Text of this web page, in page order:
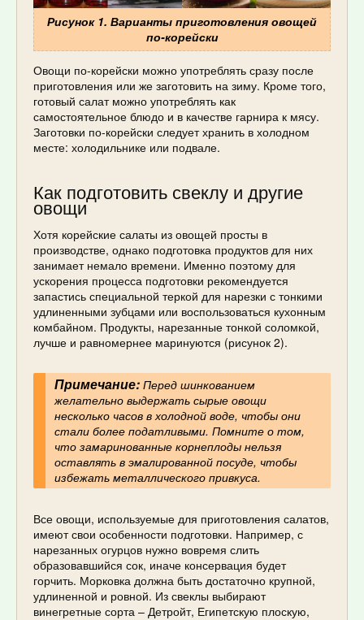
Рисунок 1. Варианты приготовления овощей
по-корейски
Овощи по-корейски можно употреблять сразу после
приготовления или же заготовить на зиму. Кроме того,
готовый салат можно употреблять как
самостоятельное блюдо и в качестве гарнира к мясу.
Заготовки по-корейски следует хранить в холодном
месте: холодильнике или подвале.
Как подготовить свеклу и другие
овощи
Хотя корейские салаты из овощей просты в
производстве, однако подготовка продуктов для них
занимает немало времени. Именно поэтому для
ускорения процесса подготовки рекомендуется
запастись специальной теркой для нарезки с тонкими
удлиненными зубцами или воспользоваться кухонным
комбайном. Продукты, нарезанные тонкой соломкой,
лучше и равномернее маринуются (рисунок 2).
Примечание:Перед шинкованием
желательно выдержать сырые овощи
несколько часов в холодной воде, чтобы они
стали более податливыми. Помните о том,
что замаринованные корнеплоды нельзя
оставлять в эмалированной посуде, чтобы
избежать металлического привкуса.
Все овощи, используемые для приготовления салатов,
имеют свои особенности подготовки. Например, с
нарезанных огурцов нужно вовремя слить
образовавшийся сок, иначе консервация будет
горчить. Морковка должна быть достаточно крупной,
удлиненной и ровной. Из свеклы выбирают
винегретные сорта – Детройт, Египетскую плоскую,